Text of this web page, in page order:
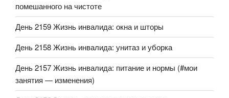
помешанного на чистоте
День 2159 Жизнь инвалида: окна и шторы
День 2158 Жизнь инвалида: унитаз и уборка
День 2157 Жизнь инвалида: питание и нормы (#мои
занятия — изменения)